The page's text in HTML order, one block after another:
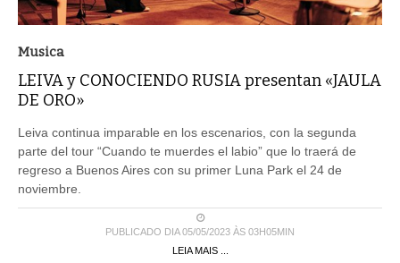
Musica
LEIVA y CONOCIENDO RUSIA presentan «JAULA
DE ORO»
Leiva continua imparable en los escenarios, con la segunda
parte del tour “Cuando te muerdes el labio” que lo traerá de
regreso a Buenos Aires con su primer Luna Park el 24 de
noviembre.
PUBLICADO DIA 05/05/2023 ÀS 03H05MIN
LEIA MAIS ...